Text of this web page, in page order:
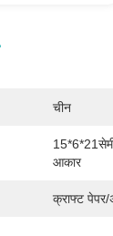
चीन
आकार
क्राफ्ट